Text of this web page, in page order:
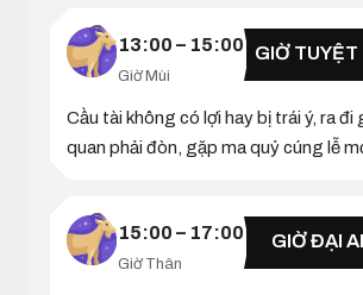
13:00 – 15:00
Giờ Mùi
GIỜ TUYỆT
Cầu tài không có lợi hay bị trái ý, ra đi
quan phải đòn, gặp ma quỷ cúng lễ
15:00 – 17:00
Giờ Thân
GIỜ ĐẠI